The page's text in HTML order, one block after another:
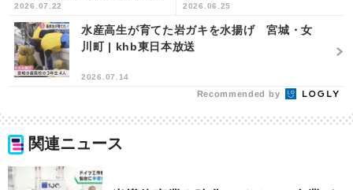
日本放送
2026.07.22 2026.06.25
水産高生が育てた岩ガキを水揚げ 宮城・女
川町 | khb東日本放送
2026.07.14
Recommended by
関連ニュース